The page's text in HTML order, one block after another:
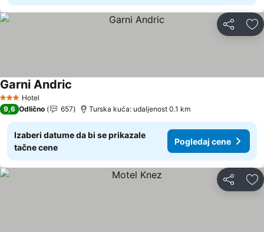
Deli
3 Zvezdice
Hotel
Garni Andric
9,6 Odlično 657 Turska kuća: udaljenost 0.1 km
Izaberi datume da bi se prikazale
tačne cene
Pogledaj cene
Deli